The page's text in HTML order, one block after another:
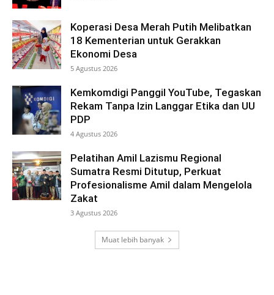
Koperasi Desa Merah Putih Melibatkan
18 Kementerian untuk Gerakkan
Ekonomi Desa
5 Agustus 2026
Kemkomdigi Panggil YouTube, Tegaskan
Rekam Tanpa Izin Langgar Etika dan UU
PDP
4 Agustus 2026
Pelatihan Amil Lazismu Regional
Sumatra Resmi Ditutup, Perkuat
Profesionalisme Amil dalam Mengelola
Zakat
3 Agustus 2026
Muat lebih banyak